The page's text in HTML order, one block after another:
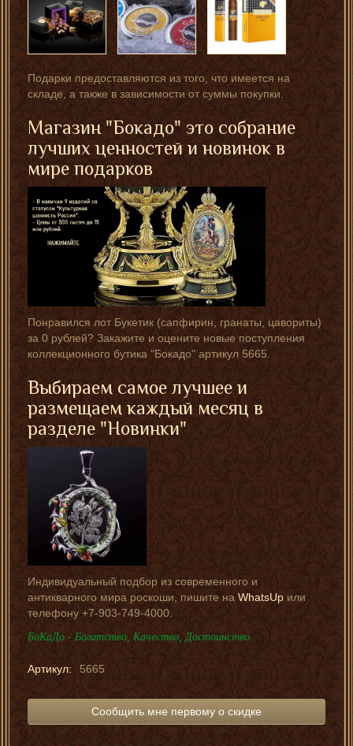
Подарки предоставляются из того, что имеется на
складе, а также в зависимости от суммы покупки.
Магазин "Бокадо" это собрание
лучших ценностей и новинок в
мире подарков
Понравился лот Букетик (сапфирин, гранаты, цавориты)
за 0 рублей? Закажите и оцените новые поступления
коллекционного бутика "Бокадо" артикул 5665.
Выбираем самое лучшее и
размещаем каждый месяц в
разделе "Новинки"
Индивидуальный подбор из современного и
антикварного мира роскоши, пишите наWhatsUpили
телефону +7-903-749-4000.
БоКаДо - Богатство, Качество, Достоинство.
Артикул: 5665
Сообщить мне первому о скидке